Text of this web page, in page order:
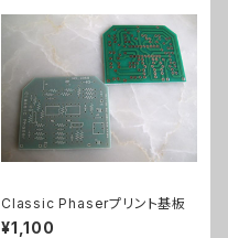
Classic Phaserプリント基板
¥1,100